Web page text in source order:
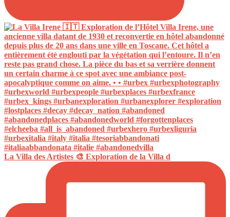
La Villa des Artistes 🎨 Exploration de la Villa d